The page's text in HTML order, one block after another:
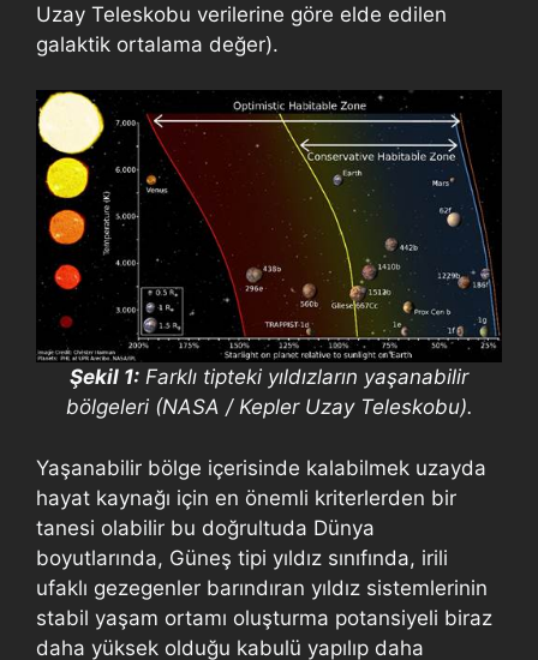
Uzay Teleskobu verilerine göre elde edilen
galaktik ortalama değer).
Şekil 1: Farklı tipteki yıldızların yaşanabilir
bölgeleri (NASA / Kepler Uzay Teleskobu).
Yaşanabilir bölge içerisinde kalabilmek uzayda
hayat kaynağı için en önemli kriterlerden bir
tanesi olabilir bu doğrultuda Dünya
boyutlarında, Güneş tipi yıldız sınıfında, irili
ufaklı gezegenler barındıran yıldız sistemlerinin
stabil yaşam ortamı oluşturma potansiyeli biraz
daha yüksek olduğu kabulü yapılıp daha